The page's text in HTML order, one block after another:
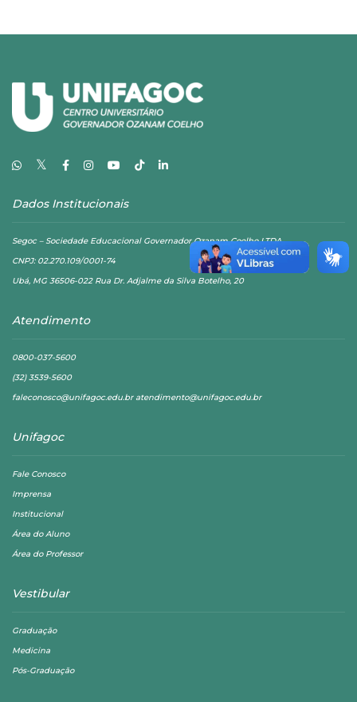
𝕏
Dados Institucionais
Segoc – Sociedade Educacional Governador Ozanam Coelho LTDA
CNPJ: 02.270.109/0001-74
Ubá, MG 36506-022 Rua Dr. Adjalme da Silva Botelho, 20
Atendimento
0800-037-5600
(32) 3539-5600
faleconosco@unifagoc.edu.br atendimento@unifagoc.edu.br
Unifagoc
Fale Conosco
Imprensa
Institucional
Área do Aluno
Área do Professor
Vestibular
Graduação
Medicina
Pós-Graduação